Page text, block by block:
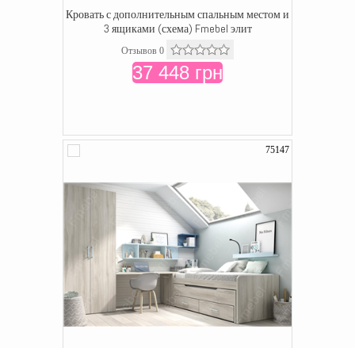
Кровать с дополнительным спальным местом и
3 ящиками (схема) Fmebel элит
Отзывов 0
37 448 грн
75147